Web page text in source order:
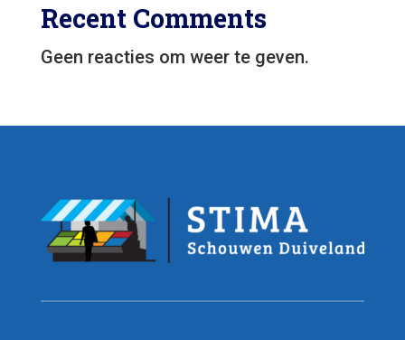
Recent Comments
Geen reacties om weer te geven.